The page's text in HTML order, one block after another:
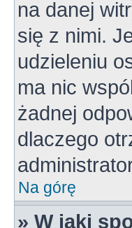
na danej
się z nimi.
udzieleniu
ma nic
żadnej
dlaczego
Na górę
» W jaki